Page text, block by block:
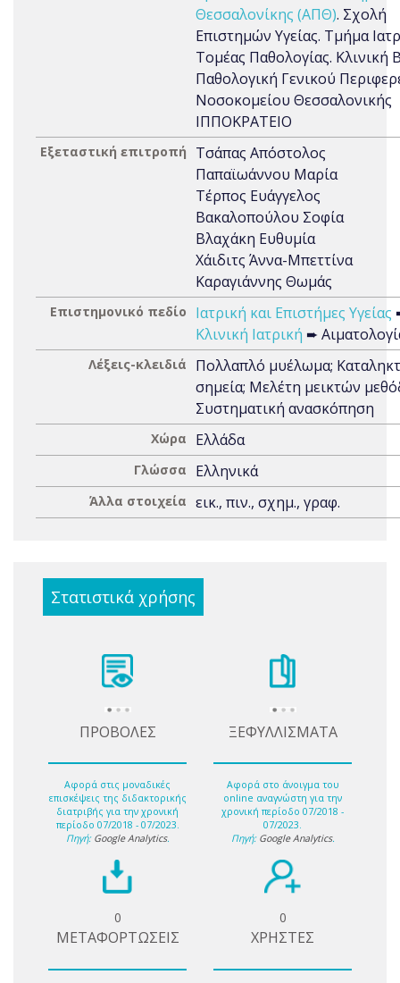
Θεσσαλονίκης (ΑΠΘ). Σχολή
Επιστημών Υγείας. Τμήμα
Τομέας Παθολογίας. Κλινική
Παθολογική Γενικού
Νοσοκομείου Θεσσαλονικής
ΙΠΠΟΚΡΑΤΕΙΟ
Εξεταστική επιτροπή
Τσάπας Απόστολος
Παπαϊωάννου Μαρία
Τέρπος Ευάγγελος
Βακαλοπούλου Σοφία
Βλαχάκη Ευθυμία
Χάιδιτς Άννα-Μπεττίνα
Καραγιάννης Θωμάς
Επιστημονικό πεδίο Ιατρική και Επιστήμες Υγείας
Κλινική Ιατρική ➨
Λέξεις-κλειδιά
Πολλαπλό μυέλωμα;
σημεία; Μελέτη μεικτών
Συστηματική ανασκόπηση
Χώρα Ελλάδα
Γλώσσα Ελληνικά
Άλλα στοιχεία εικ., πιν., σχημ., γραφ.
Στατιστικά χρήσης
ΠΡΟΒΟΛΕΣ
Αφορά στις μοναδικές
επισκέψεις της διδακτορικής
διατριβής για την χρονική
περίοδο 07/2018 - 07/2023.
Πηγή: Google Analytics.
ΞΕΦΥΛΛΙΣΜΑΤΑ
Αφορά στο άνοιγμα του
online αναγνώστη για την
χρονική περίοδο 07/2018 -
07/2023.
Πηγή: Google Analytics.
0
ΜΕΤΑΦΟΡΤΩΣΕΙΣ
0
ΧΡΗΣΤΕΣ